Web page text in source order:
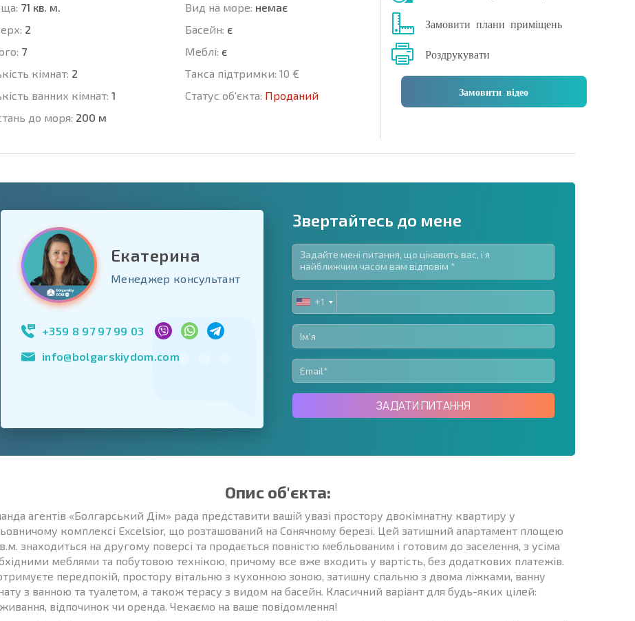
71 кв. м.
2
7
кімнат: 2
ванних кімнат: 1
до моря: 200 м
Вид на море: немає
Баcейн: є
Меблі: є
Такса підтримки: 10 €
Статус об'єкта: Проданий
Замовити плани приміщень
Роздрукувати
Замовити відео
+1
обов'язкові для заповнення
форму
Підписатися на розсилку | Натискаючи кнопку, ви дозволяєте
використання своїх даних.
Надіслати повідомлення
Екатерина
Менеджер консультант
+359 8 97 97 99 03
info@bolgarskiydom.com
Звертайтесь до мене
UNITED
STATES
+1
+1
ЗАДАТИ ПИТАННЯ
Опис об'єкта:
агентів «Болгарський Дім» рада представити вашій увазі простору двокімнатну квартиру у
комплексі Excelsior, що розташований на Сонячному березі. Цей затишний апартамент площею
знаходиться на другому поверсі та продається повністю мебльованим і готовим до заселення, з усіма
меблями та побутовою технікою, причому все вже входить у вартість, без додаткових платежів.
передпокій, простору вітальню з кухонною зоною, затишну спальню з двома ліжками, ванну
з ванною та туалетом, а також терасу з видом на басейн. Класичний варіант для будь-яких цілей:
відпочинок чи оренда. Чекаємо на ваше повідомлення!